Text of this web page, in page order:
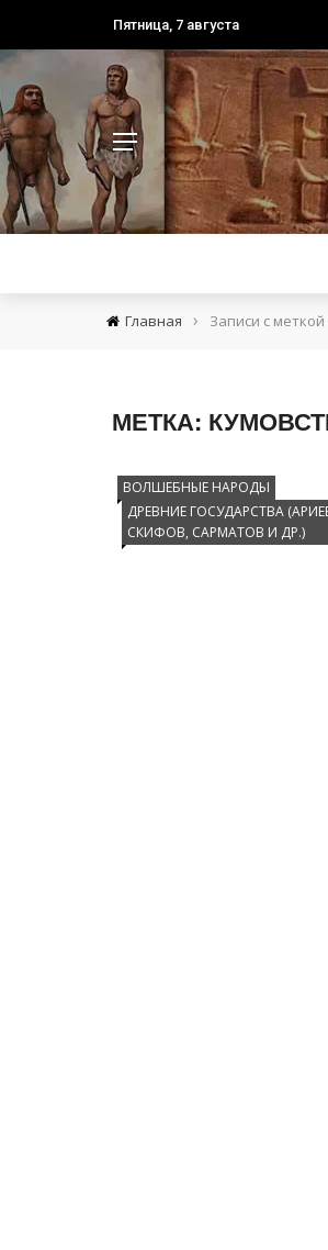
Пятница, 7 августа
Главная › Записи с
МЕТКА:
ВОЛШЕБНЫЕ НАРОДЫ
ДРЕВНИЕ ГОСУДАРСТВА
СКИФОВ, САРМАТОВ И ДР.)